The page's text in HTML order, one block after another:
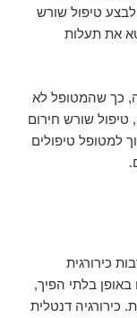
לבצע טיפול שורש
את תעלות
כך שהמטופל לא
שורש חירום
למטופל טיפולים
כירורגית
באופן בלתי הפיך,
כירורגיה דנטלית